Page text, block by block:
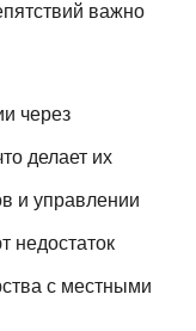
важно
через
делает их
и управлении
недостаток
с местными